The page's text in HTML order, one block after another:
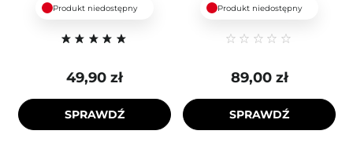
Produkt niedostępny
49,90 zł
SPRAWDŹ
Produkt niedostępny
89,00 zł
SPRAWDŹ